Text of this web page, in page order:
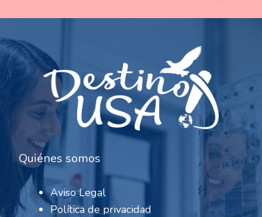
Quiénes somos
Aviso Legal
Política de privacidad